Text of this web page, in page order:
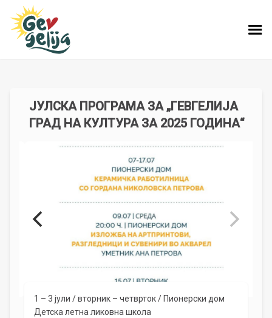
ЈУЛСКА ПРОГРАМА ЗА „ГЕВГЕЛИЈА
ГРАД НА КУЛТУРА ЗА 2025 ГОДИНА“
1 – 3 јули / вторник – четврток / Пионерски дом
Детска летна ликовна школа